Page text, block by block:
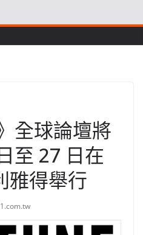
全球論壇將
至 27 日在
雅得舉行